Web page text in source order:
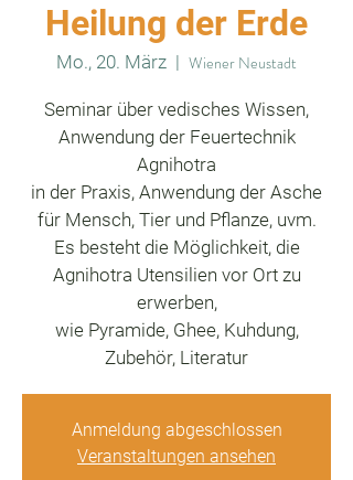
Heilung der Erde
Mo., 20. März
  |
Wiener Neustadt
Seminar über vedisches Wissen,
Anwendung der Feuertechnik
Agnihotra
in der Praxis, Anwendung der Asche
für Mensch, Tier und Pflanze, uvm.
Es besteht die Möglichkeit, die
Agnihotra Utensilien vor Ort zu
erwerben,
wie Pyramide, Ghee, Kuhdung,
Zubehör, Literatur
Anmeldung abgeschlossen
Veranstaltungen ansehen